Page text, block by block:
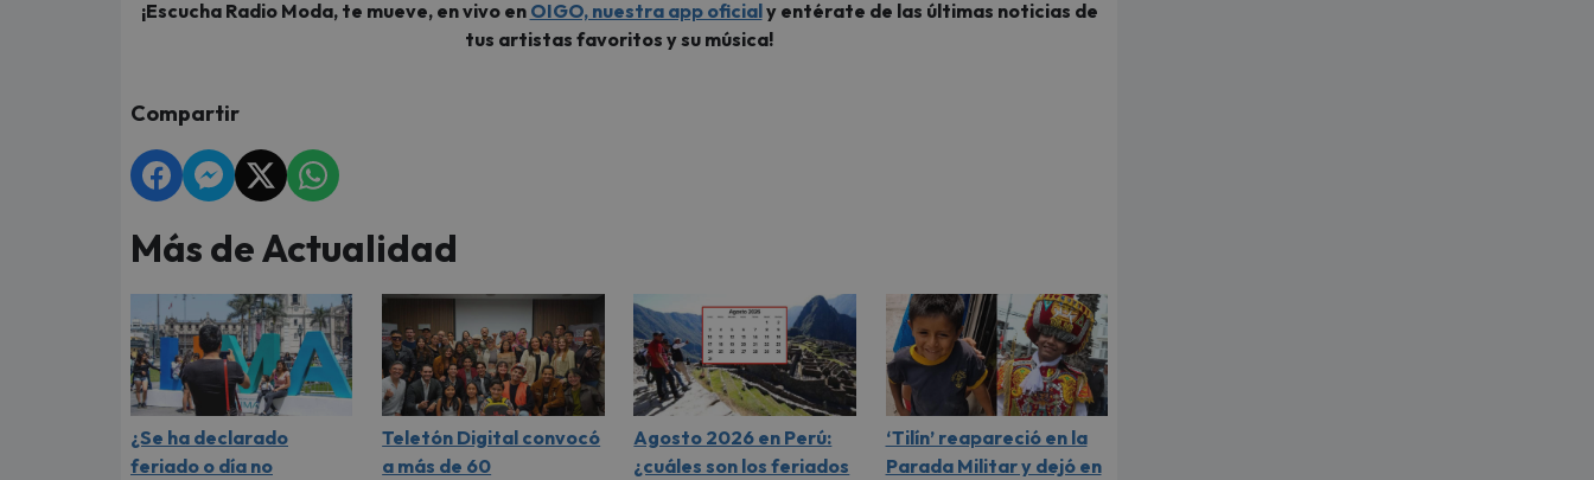
¡Escucha Radio Moda, te mueve, en vivo en OIGO, nuestra app oficialy entérate de las últimas noticias de
tus artistas favoritos y su música!
Compartir
Más de Actualidad
¿Se ha declarado
feriado o día no
Teletón Digital convocó
a más de 60
Agosto 2026 en Perú:
¿cuáles son los feriados
‘Tilín’ reapareció en la
Parada Militar y dejó en